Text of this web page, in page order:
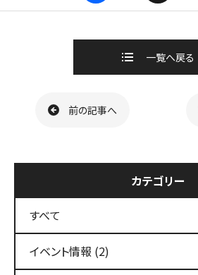
F
e
o
X
一覧へ戻る
前の記事へ
カテゴリー
すべて
イベント情報 (2)